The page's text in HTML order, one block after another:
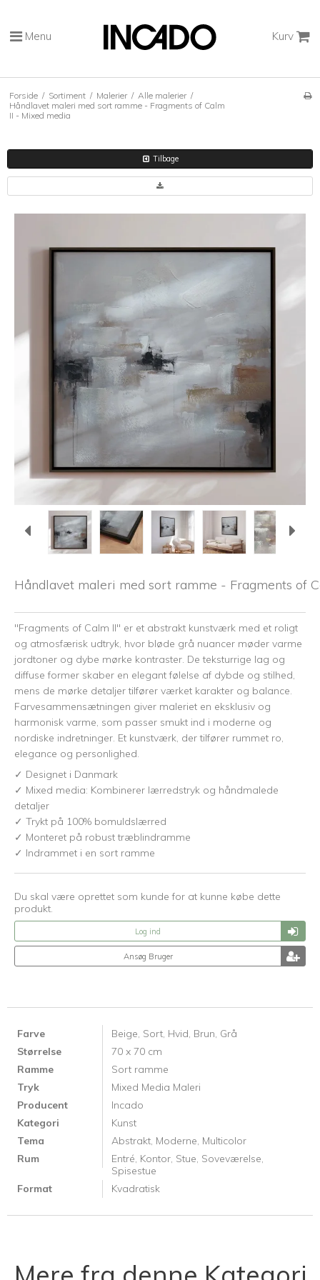
Menu Kurv
Forside / Sortiment / Malerier / Alle malerier /
Håndlavet maleri med sort ramme - Fragments of Calm
II - Mixed media
Tilbage
Håndlavet maleri med sort ramme - Fragments of
"Fragments of Calm II" er et abstrakt kunstværk med et roligt
og atmosfærisk udtryk, hvor bløde grå nuancer møder varme
jordtoner og dybe mørke kontraster. De teksturrige lag og
diffuse former skaber en elegant følelse af dybde og stilhed,
mens de mørke detaljer tilfører værket karakter og balance.
Farvesammensætningen giver maleriet en eksklusiv og
harmonisk varme, som passer smukt ind i moderne og
nordiske indretninger. Et kunstværk, der tilfører rummet ro,
elegance og personlighed.
✓ Designet i Danmark
✓ Mixed media: Kombinerer lærredstryk og håndmalede
detaljer
✓ Trykt på 100% bomuldslærred
✓ Monteret på robust træblindramme
✓ Indrammet i en sort ramme
Du skal være oprettet som kunde for at kunne købe dette
produkt.
Log ind
Ansøg Bruger
Farve Beige, Sort, Hvid, Brun, Grå
Størrelse
70 x 70 cm
Ramme
Sort ramme
Tryk
Mixed Media Maleri
Producent
Incado
Kategori
Kunst
Tema
Abstrakt, Moderne, Multicolor
Rum
Entré, Kontor, Stue, Soveværelse,
Spisestue
Format
Kvadratisk